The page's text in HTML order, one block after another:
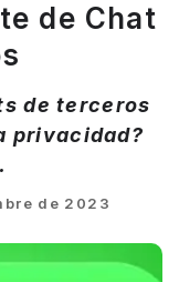
de Chat
de terceros
privacidad?
de 2023